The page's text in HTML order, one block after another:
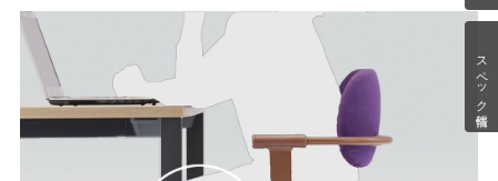
スペック情報